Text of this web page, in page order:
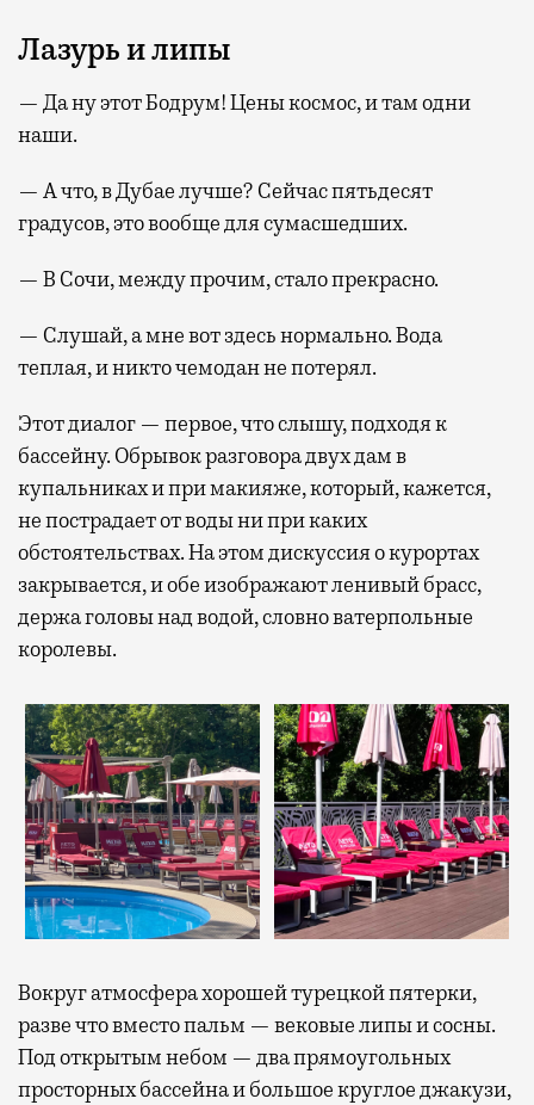
Лазурь и липы
— Да ну этот Бодрум! Цены космос, и там одни
наши.
— А что, в Дубае лучше? Сейчас пятьдесят
градусов, это вообще для сумасшедших.
— В Сочи, между прочим, стало прекрасно.
— Слушай, а мне вот здесь нормально. Вода
теплая, и никто чемодан не потерял.
Этот диалог — первое, что слышу, подходя к
бассейну. Обрывок разговора двух дам в
купальниках и при макияже, который, кажется,
не пострадает от воды ни при каких
обстоятельствах. На этом дискуссия о курортах
закрывается, и обе изображают ленивый брасс,
держа головы над водой, словно ватерпольные
королевы.
Вокруг атмосфера хорошей турецкой пятерки,
разве что вместо пальм — вековые липы и сосны.
Под открытым небом — два прямоугольных
просторных бассейна и большое круглое джакузи,